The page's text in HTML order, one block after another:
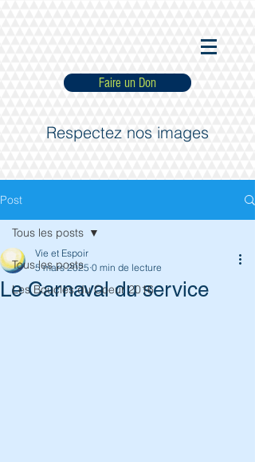
Faire un Don
Respectez nos images
Post
Tous les posts
Les Boucles du Coeur 2016
Tous les posts
Le Carnaval du service
Vie et Espoir
5 mars 2025 0 min de lecture